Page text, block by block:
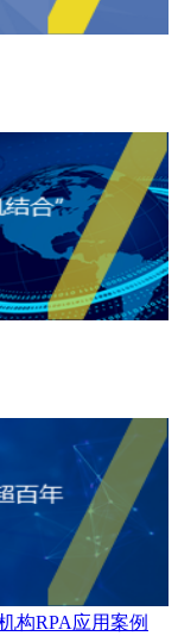
构RPA应用案例